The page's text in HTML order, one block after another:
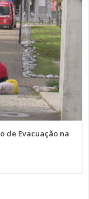
de Evacuação na